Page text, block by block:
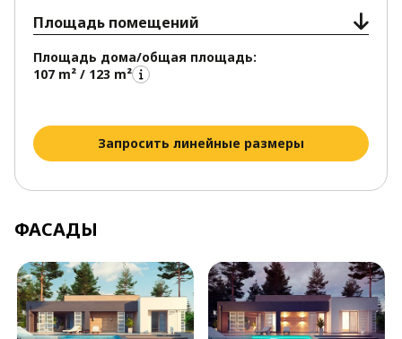
Площадь помещений
Площадь дома/общая площадь:
107 m² / 123 m²
Запросить линейные размеры
ФАСАДЫ